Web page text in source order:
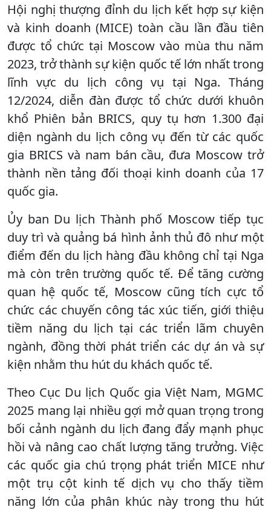
Hội nghị thượng đỉnh du lịch kết hợp sự kiện
và kinh doanh (MICE) toàn cầu lần đầu tiên
được tổ chức tại Moscow vào mùa thu năm
2023, trở thành sự kiện quốc tế lớn nhất trong
lĩnh vực du lịch công vụ tại Nga. Tháng
12/2024, diễn đàn được tổ chức dưới khuôn
khổ Phiên bản BRICS, quy tụ hơn 1.300 đại
diện ngành du lịch công vụ đến từ các quốc
gia BRICS và nam bán cầu, đưa Moscow trở
thành nền tảng đối thoại kinh doanh của 17
quốc gia.
Ủy ban Du lịch Thành phố Moscow tiếp tục
duy trì và quảng bá hình ảnh thủ đô như một
điểm đến du lịch hàng đầu không chỉ tại Nga
mà còn trên trường quốc tế. Để tăng cường
quan hệ quốc tế, Moscow cũng tích cực tổ
chức các chuyến công tác xúc tiến, giới thiệu
tiềm năng du lịch tại các triển lãm chuyên
ngành, đồng thời phát triển các dự án và sự
kiện nhằm thu hút du khách quốc tế.
Theo Cục Du lịch Quốc gia Việt Nam, MGMC
2025 mang lại nhiều gợi mở quan trọng trong
bối cảnh ngành du lịch đang đẩy mạnh phục
hồi và nâng cao chất lượng tăng trưởng. Việc
các quốc gia chú trọng phát triển MICE như
một trụ cột kinh tế dịch vụ cho thấy tiềm
năng lớn của phân khúc này trong thu hút